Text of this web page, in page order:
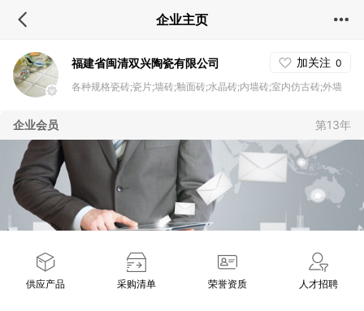
企业主页
福建省闽清双兴陶瓷有限公司 加关注 0
各种规格瓷砖;瓷片;墙砖;釉面砖;水晶砖;内墙砖;室内仿古砖;外墙
地砖;仿古地砖;银瓷片;建筑瓷片;厨房瓷片;内墙瓷片;金属釉面砖
企业会员 第13年
供应产品 采购清单 荣誉资质 人才招聘